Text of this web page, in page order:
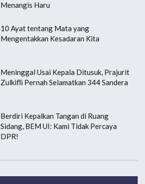
Menangis Haru
10 Ayat tentang Mata yang
Mengentakkan Kesadaran Kita
Meninggal Usai Kepala Ditusuk, Prajurit
Zulkifli Pernah Selamatkan 344 Sandera
Berdiri Kepalkan Tangan di Ruang
Sidang, BEM UI: Kami Tidak Percaya
DPR!